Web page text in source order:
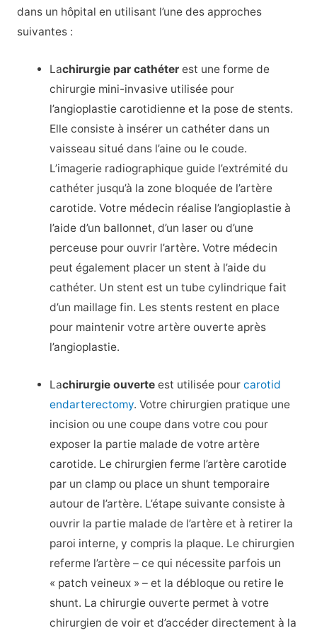
dans un hôpital en utilisant l’une des approches
suivantes :
Lachirurgie par cathéter est une forme de
chirurgie mini-invasive utilisée pour
l’angioplastie carotidienne et la pose de stents.
Elle consiste à insérer un cathéter dans un
vaisseau situé dans l’aine ou le coude.
L’imagerie radiographique guide l’extrémité du
cathéter jusqu’à la zone bloquée de l’artère
carotide. Votre médecin réalise l’angioplastie à
l’aide d’un ballonnet, d’un laser ou d’une
perceuse pour ouvrir l’artère. Votre médecin
peut également placer un stent à l’aide du
cathéter. Un stent est un tube cylindrique fait
d’un maillage fin. Les stents restent en place
pour maintenir votre artère ouverte après
l’angioplastie.
Lachirurgie ouverte est utilisée pourcarotid
endarterectomy. Votre chirurgien pratique une
incision ou une coupe dans votre cou pour
exposer la partie malade de votre artère
carotide. Le chirurgien ferme l’artère carotide
par un clamp ou place un shunt temporaire
autour de l’artère. L’étape suivante consiste à
ouvrir la partie malade de l’artère et à retirer la
paroi interne, y compris la plaque. Le chirurgien
referme l’artère – ce qui nécessite parfois un
« patch veineux » – et la débloque ou retire le
shunt. La chirurgie ouverte permet à votre
chirurgien de voir et d’accéder directement à la